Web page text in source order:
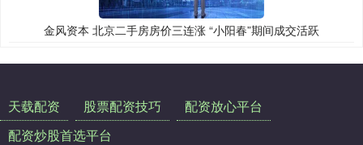
金风资本 北京二手房房价三连涨 “小阳春”期间成交活跃
天载配资 股票配资技巧
配资放心平台
配资炒股首选平台